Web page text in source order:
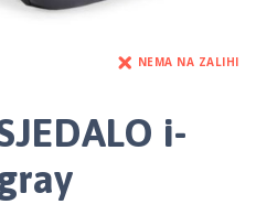
NEMA NA ZALIHI
i-